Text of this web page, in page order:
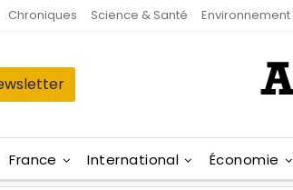
Chroniques Science & Santé Environnement
France International Économie